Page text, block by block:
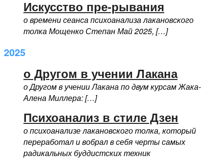
Искусство пре-рывания
о времени сеанса психоанализа лакановского
толка Мощенко Степан Май 2025, […]
2025
о Другом в учении Лакана
о Другом в учении Лакана по двум курсам Жака-
Алена Миллера: […]
Психоанализ в стиле Дзен
о психоанализе лакановского толка, который
переработал и вобрал в себя черты самых
радикальных буддистских техник